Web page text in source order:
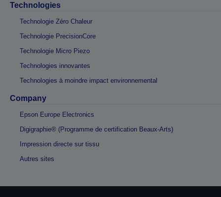
Technologies
Technologie Zéro Chaleur
Technologie PrecisionCore
Technologie Micro Piezo
Technologies innovantes
Technologies à moindre impact environnemental
Company
Epson Europe Electronics
Digigraphie® (Programme de certification Beaux-Arts)
Impression directe sur tissu
Autres sites